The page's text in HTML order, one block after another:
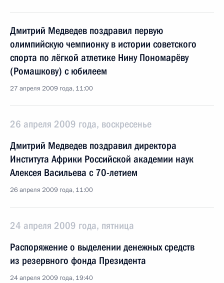
Дмитрий Медведев поздравил первую
олимпийскую чемпионку в истории советского
спорта по лёгкой атлетике Нину Пономарёву
(Ромашкову) с юбилеем
27 апреля 2009 года, 11:00
26 апреля 2009 года, воскресенье
Дмитрий Медведев поздравил директора
Института Африки Российской академии наук
Алексея Васильева с 70-летием
26 апреля 2009 года, 11:00
24 апреля 2009 года, пятница
Распоряжение о выделении денежных средств
из резервного фонда Президента
24 апреля 2009 года, 19:40